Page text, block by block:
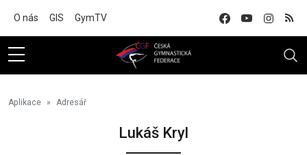
O nás GIS GymTV
Aplikace Adresář
Lukáš Kryl